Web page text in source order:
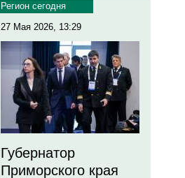
Регион сегодня
27 Мая 2026, 13:29
Губернатор
Приморского края